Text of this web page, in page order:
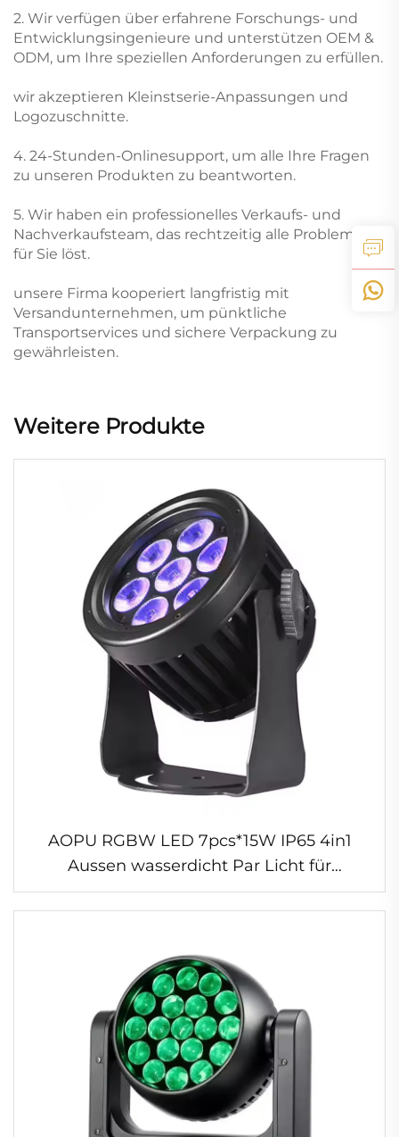
2. Wir verfügen über erfahrene Forschungs- und
Entwicklungsingenieure und unterstützen OEM &
ODM, um Ihre speziellen Anforderungen zu erfüllen.
wir akzeptieren Kleinstserie-Anpassungen und
Logozuschnitte.
4. 24-Stunden-Onlinesupport, um alle Ihre Fragen
zu unseren Produkten zu beantworten.
5. Wir haben ein professionelles Verkaufs- und
Nachverkaufsteam, das rechtzeitig alle Probleme
für Sie löst.
unsere Firma kooperiert langfristig mit
Versandunternehmen, um pünktliche
Transportservices und sichere Verpackung zu
gewährleisten.
Weitere Produkte
AOPU RGBW LED 7pcs*15W IP65 4in1
Aussen wasserdicht Par Licht für
Hochzeitsbühne LED Scheinwerfer Lichter
Dj Disco